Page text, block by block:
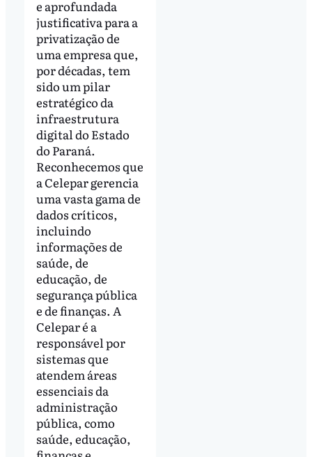
e aprofundada
justificativa para a
privatização de
uma empresa que,
por décadas, tem
sido um pilar
estratégico da
infraestrutura
digital do Estado
do Paraná.
Reconhecemos que
a Celepar gerencia
uma vasta gama de
dados críticos,
incluindo
informações de
saúde, de
educação, de
segurança pública
e de finanças. A
Celepar é a
responsável por
sistemas que
atendem áreas
essenciais da
administração
pública, como
saúde, educação,